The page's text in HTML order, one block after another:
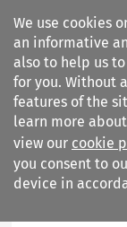
We use cookies
an informative
also to help us
for you. Without
features of the
learn more
view our cookie
you consent to
device in
ASA Bulletin